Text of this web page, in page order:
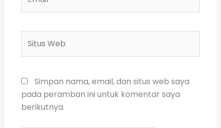
Web
Simpan nama, email, dan situs web saya
pada peramban ini untuk komentar saya
berikutnya.